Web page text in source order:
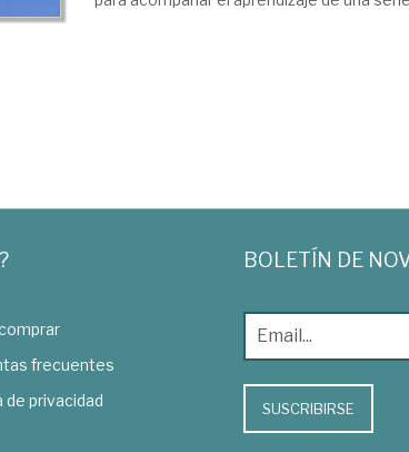
frecuentes
de privacidad
BOLETÍN DE
SUSCRIBIRSE